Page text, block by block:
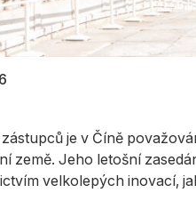
2026
je v Číně
země. Jeho letošní
velkolepých inovací,